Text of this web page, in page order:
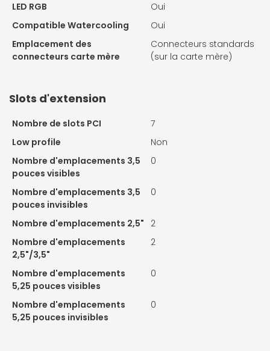
LED RGB
Oui
Compatible Watercooling
Oui
Emplacement des
connecteurs carte mère
Connecteurs standards
(sur la carte mère)
Slots d'extension
Nombre de slots PCI
7
Low profile
Non
Nombre d'emplacements 3,5
pouces visibles
0
Nombre d'emplacements 3,5
pouces invisibles
0
Nombre d'emplacements 2,5"
2
Nombre d'emplacements
2,5"/3,5"
2
Nombre d'emplacements
5,25 pouces visibles
0
Nombre d'emplacements
5,25 pouces invisibles
0